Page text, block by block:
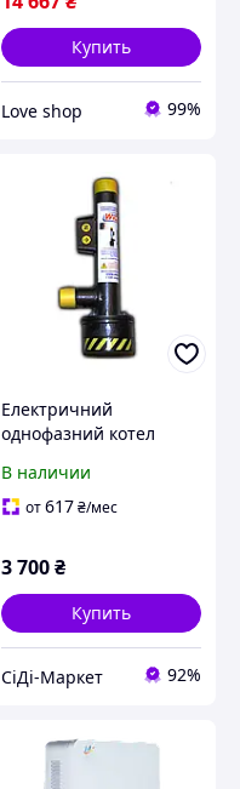
Купить
Love shop 99%
Електричний
однофазний котел
електродний
опалювальний
кВт, [Склад: Київ №2]
В наличии
от617₴/мес
3 700₴
Купить
СіДі-Маркет 92%